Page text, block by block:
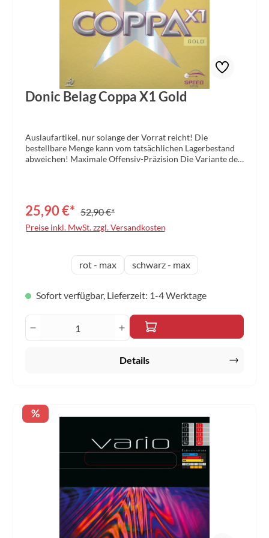
Donic Belag Coppa X1 Gold
Auslaufartikel, nur solange der Vorrat reicht! Die
bestellbare Menge kann vom tatsächlichen Lagerbestand
abweichen! Maximale Offensiv-Präzision Die Variante der
Ballführung. Der ideale Belag für die meisten
Offensivspieler. Charakter: schneller hochpräziser
Spinbelag mit perfektem Ballgefühl. Empfohlen für:
25,90 €* 52,90 €*
Preise inkl. MwSt. zzgl. Versandkosten
auswählen
rot - max schwarz - max
Sofort verfügbar, Lieferzeit: 1-4 Werktage
Produkt Anzahl: Gib den gewünschten
Details
Rabatt
%